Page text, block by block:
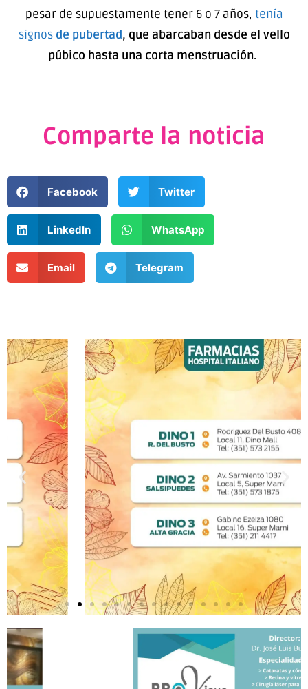
pesar de supuestamente tener 6 o 7 años, tenía
signos de pubertad, que abarcaban desde el vello
púbico hasta una corta menstruación.
Comparte la noticia
Facebook Twitter
LinkedIn WhatsApp
Email Telegram